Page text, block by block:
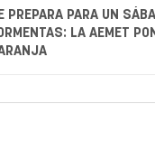
PREPARA PARA UN
LA AEMET